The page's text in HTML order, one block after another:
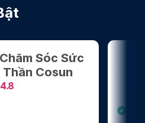
Sóc Sức
Cosun